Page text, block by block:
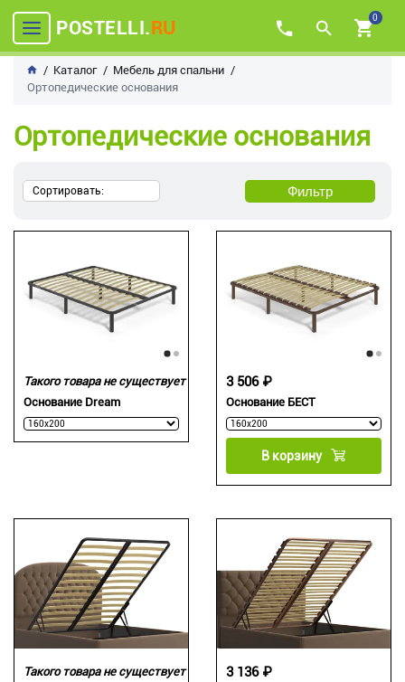
POSTELLI.RU 0
Каталог
Мебель для спальни
Ортопедические основания
Ортопедические основания
Сортировать: Фильтр
Основание Dream
Такого товара не существует
Основание БЕСТ
3 506 ₽
В корзину
Такого товара не существует
3 136 ₽